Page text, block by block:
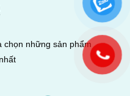
chọn những sản phẩm